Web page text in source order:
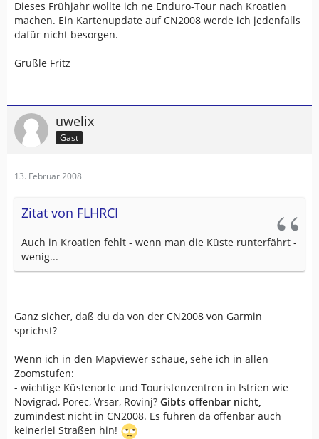
Dieses Frühjahr wollte ich ne Enduro-Tour nach Kroatien
machen. Ein Kartenupdate auf CN2008 werde ich jedenfalls
dafür nicht besorgen.
Grüßle Fritz
uwelix
Gast
13. Februar 2008
Zitat von FLHRCI
Auch in Kroatien fehlt - wenn man die Küste runterfährt -
wenig...
Ganz sicher, daß du da von der CN2008 von Garmin
sprichst?
Wenn ich in den Mapviewer schaue, sehe ich in allen
Zoomstufen:
- wichtige Küstenorte und Touristenzentren in Istrien wie
Novigrad, Porec, Vrsar, Rovinj? Gibts offenbar nicht,
zumindest nicht in CN2008. Es führen da offenbar auch
keinerlei Straßen hin!